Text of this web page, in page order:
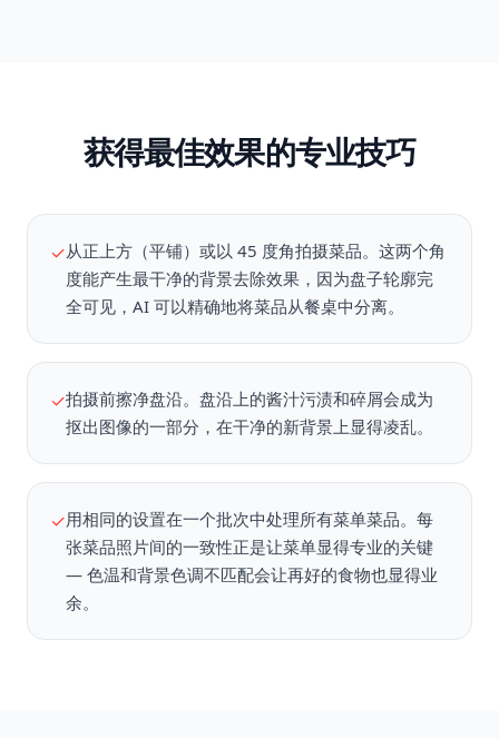
获得最佳效果的专业技巧
✓从正上方（平铺）或以 45 度角拍摄菜品。这两个角
度能产生最干净的背景去除效果，因为盘子轮廓完
全可见，AI 可以精确地将菜品从餐桌中分离。
✓拍摄前擦净盘沿。盘沿上的酱汁污渍和碎屑会成为
抠出图像的一部分，在干净的新背景上显得凌乱。
✓用相同的设置在一个批次中处理所有菜单菜品。每
张菜品照片间的一致性正是让菜单显得专业的关键
— 色温和背景色调不匹配会让再好的食物也显得业
余。